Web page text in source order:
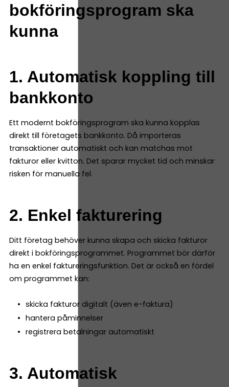
bokföringsprogram ska
kunna
1. Automatisk koppling till
bankkonto
Ett modernt bokföringsprogram ska kunna kopplas
direkt till företagets bankkonto. Då importeras
transaktioner automatiskt och kan matchas mot
fakturor eller kvitton. Det sparar mycket tid och minskar
risken för manuella fel.
2. Enkel fakturering
Ditt företag behöver kunna skapa och skicka fakturor
direkt i bokföringsprogrammet. Programmet bör därför
ha en enkel faktureringsfunktion. Det är också en fördel
om programmet kan:
skicka fakturor digitalt (även e-faktura)
hantera påminnelser
registrera betalningar automatiskt
3. Automatisk